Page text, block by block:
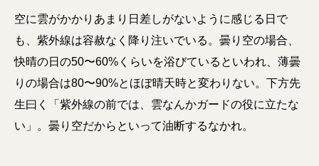
空に雲がかかりあまり日差しがないように感じる日で
も、紫外線は容赦なく降り注いでいる。曇り空の場合、
快晴の日の50〜60%くらいを浴びているといわれ、薄曇
りの場合は80〜90%とほぼ晴天時と変わりない。下方先
生曰く「紫外線の前では、雲なんかガードの役に立たな
い」。曇り空だからといって油断するなかれ。